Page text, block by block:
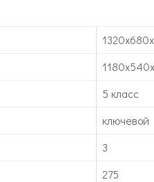
5 класс
ключевой
3
275